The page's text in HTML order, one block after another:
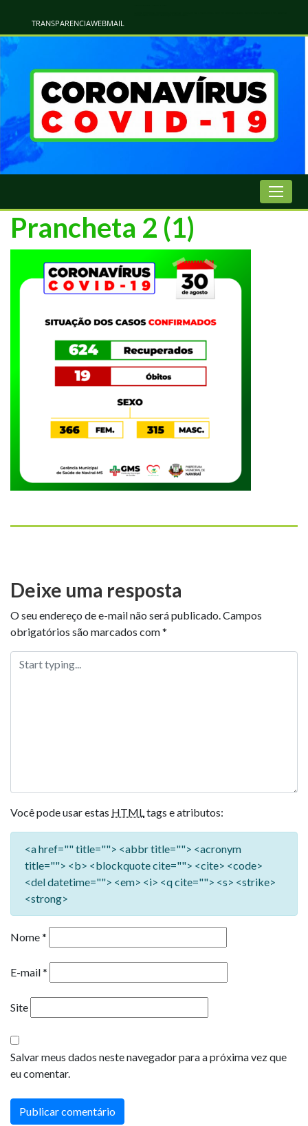
TRANSPARENCIAWEBMAIL
Prancheta 2 (1)
Deixe uma resposta
O seu endereço de e-mail não será publicado.Campos
obrigatórios são marcados com*
Você pode usar estas HTMLtags e atributos:
<a href="" title=""> <abbr title=""> <acronym
title=""> <b> <blockquote cite=""> <cite> <code>
<del datetime=""> <em> <i> <q cite=""> <s> <strike>
<strong>
Nome*
E-mail*
Site
Salvar meus dados neste navegador para a próxima vez que
eu comentar.